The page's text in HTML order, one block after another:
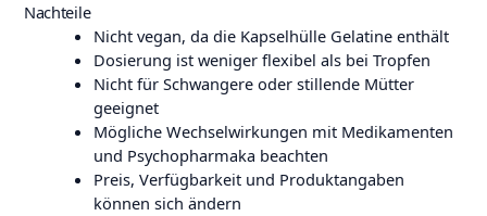
Nachteile
Nicht vegan, da die Kapselhülle Gelatine enthält
Dosierung ist weniger flexibel als bei Tropfen
Nicht für Schwangere oder stillende Mütter
geeignet
Mögliche Wechselwirkungen mit Medikamenten
und Psychopharmaka beachten
Preis, Verfügbarkeit und Produktangaben
können sich ändern